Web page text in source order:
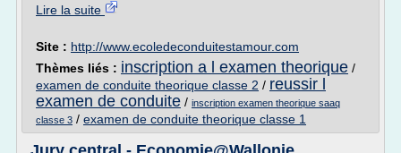
Lire la suite
Site : http://www.ecoledeconduitestamour.com
Thèmes liés : inscription a l examen theorique /
examen de conduite theorique classe 2 / reussir l
examen de conduite / inscription examen theorique saaq
classe 3 / examen de conduite theorique classe 1